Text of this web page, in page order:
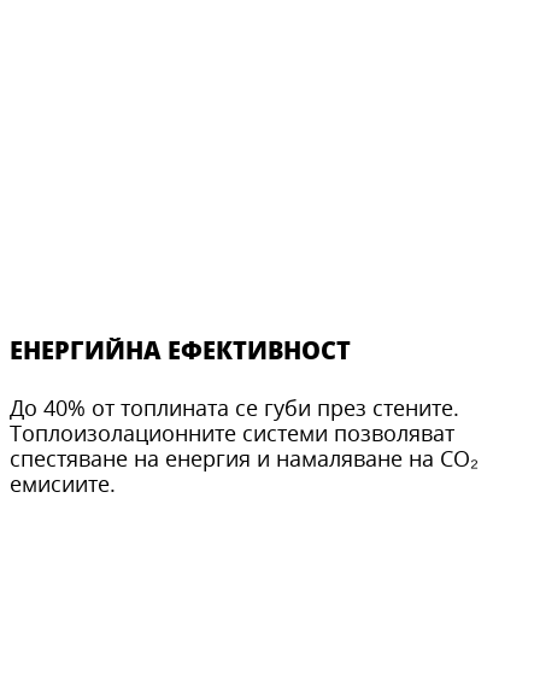
ЕНЕРГИЙНА ЕФЕКТИВНОСТ
До 40% от топлината се губи през стените.
Топлоизолационните системи позволяват
спестяване на енергия и намаляване на CO₂
емисиите.